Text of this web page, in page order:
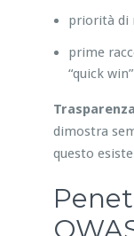
priorità di
prime
“quick win”
dimostra
questo